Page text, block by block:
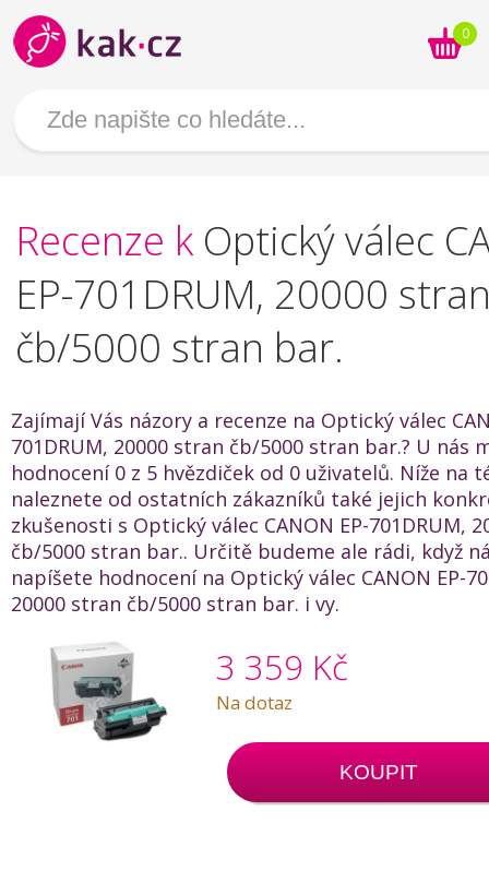
0
Recenze k Optický válec
EP-701DRUM, 20000
čb/5000 stran bar.
Zajímají Vás názory a recenze na Optický válec
701DRUM, 20000 stran čb/5000 stran bar.? U nás
hodnocení 0 z 5 hvězdiček od 0 uživatelů. Níže na
naleznete od ostatních zákazníků také jejich
zkušenosti s Optický válec CANON EP-701DRUM,
čb/5000 stran bar.. Určitě budeme ale rádi, když
napíšete hodnocení na Optický válec CANON EP-
20000 stran čb/5000 stran bar. i vy.
3 359 Kč
Na dotaz
KOUPIT